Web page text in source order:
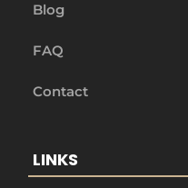
Blog
FAQ
Contact
LINKS